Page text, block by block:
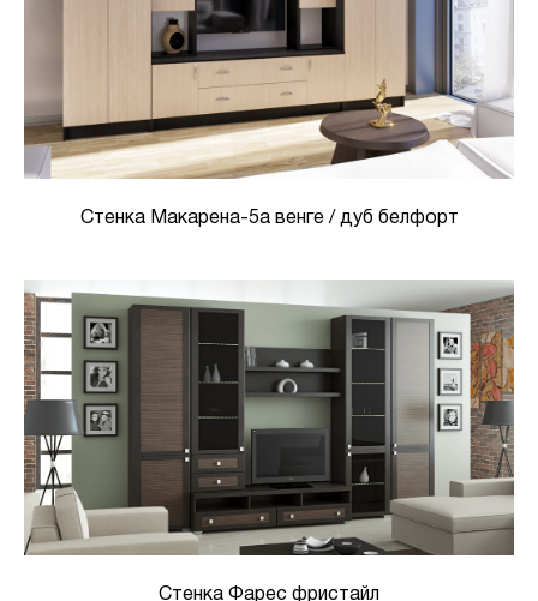
Стенка Макарена-5а венге / дуб белфорт
Стенка Фарес фристайл